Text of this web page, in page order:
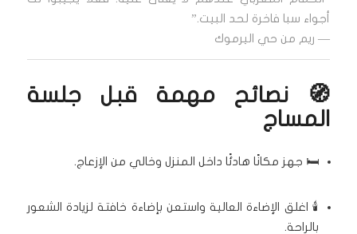
أجواء سبا فاخرة لحد البيت.”
— ريم من حي اليرموك
🧭 نصائح مهمة قبل جلسة
المساج
🛏️ جهز مكانًا هادئًا داخل المنزل وخالي من الإزعاج.
🕯️ اغلق الإضاءة العالية واستعن بإضاءة خافتة لزيادة الشعور
بالراحة.